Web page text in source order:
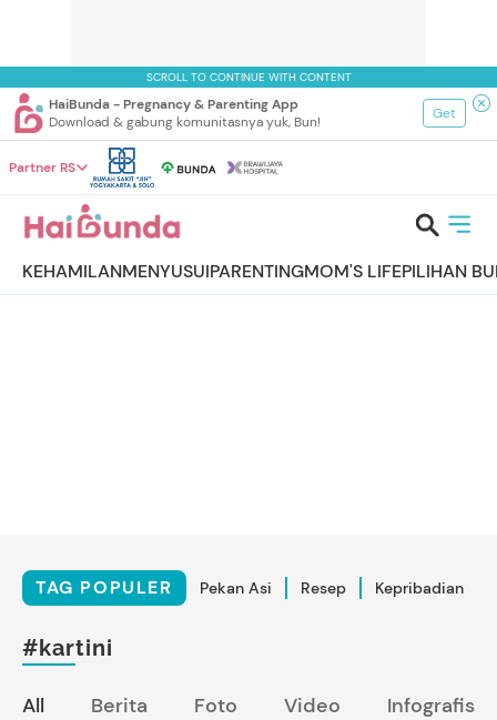
SCROLL TO CONTINUE WITH CONTENT
HaiBunda - Pregnancy & Parenting App
Download & gabung komunitasnya yuk, Bun!
Get
Partner RS
KEHAMILANMENYUSUIPARENTINGMOM'S LIFEPILIHAN
TAG POPULER Pekan Asi Resep Kepribadian
#kartini
All Berita Foto Video Infografis